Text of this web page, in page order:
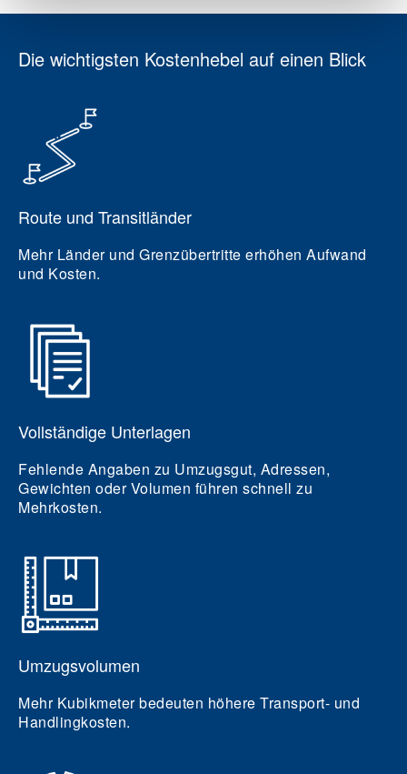
Die wichtigsten Kostenhebel auf einen Blick
Route und Transitländer
Mehr Länder und Grenzübertritte erhöhen Aufwand
und Kosten.
Vollständige Unterlagen
Fehlende Angaben zu Umzugsgut, Adressen,
Gewichten oder Volumen führen schnell zu
Mehrkosten.
Umzugsvolumen
Mehr Kubikmeter bedeuten höhere Transport- und
Handlingkosten.